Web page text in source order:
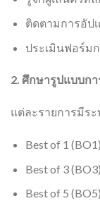
ติดตามการอัปเ
ประเมินฟอร์ม
2. ศึกษารูปแบบก
แต่ละรายการมีร
Best of 1 (BO1)
Best of 3 (BO3)
Best of 5 (BO5)